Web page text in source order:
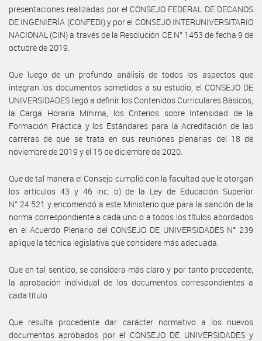
presentaciones realizadas por el CONSEJO FEDERAL DE DECANOS
DE INGENIERÍA (CONFEDI) y por el CONSEJO INTERUNIVERSITARIO
NACIONAL (CIN) a través de la Resolución CE N° 1453 de fecha 9 de
octubre de 2019.
Que luego de un profundo análisis de todos los aspectos que
integran los documentos sometidos a su estudio, el CONSEJO DE
UNIVERSIDADES llegó a definir los Contenidos Curriculares Básicos,
la Carga Horaria Mínima, los Criterios sobre Intensidad de la
Formación Práctica y los Estándares para la Acreditación de las
carreras de que se trata en sus reuniones plenarias del 18 de
noviembre de 2019 y el 15 de diciembre de 2020.
Que de tal manera el Consejo cumplió con la facultad que le otorgan
los artículos 43 y 46 inc. b) de la Ley de Educación Superior
N° 24.521 y encomendó a este Ministerio que para la sanción de la
norma correspondiente a cada uno o a todos los títulos abordados
en el Acuerdo Plenario del CONSEJO DE UNIVERSIDADES N° 239
aplique la técnica legislativa que considere más adecuada.
Que en tal sentido, se considera más claro y por tanto procedente,
la aprobación individual de los documentos correspondientes a
cada título.
Que resulta procedente dar carácter normativo a los nuevos
documentos aprobados por el CONSEJO DE UNIVERSIDADES y